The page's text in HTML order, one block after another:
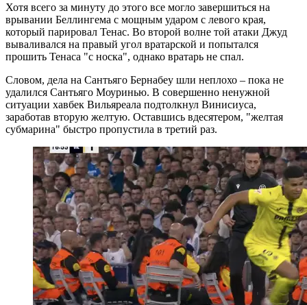
Хотя всего за минуту до этого все могло завершиться на
врывании Беллингема с мощным ударом с левого края,
который парировал Тенас. Во второй волне той атаки Джуд
вываливался на правый угол вратарской и попытался
прошить Тенаса "с носка", однако вратарь не спал.
Словом, дела на Сантьяго Бернабеу шли неплохо – пока не
удалился Сантьяго Моуринью. В совершенно ненужной
ситуации хавбек Вильяреала подтолкнул Винисиуса,
заработав вторую желтую. Оставшись вдесятером, "желтая
субмарина" быстро пропустила в третий раз.